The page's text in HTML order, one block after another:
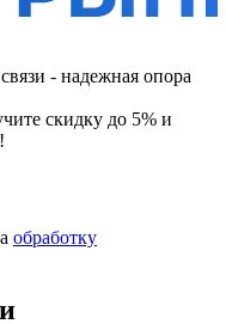
- надежная опора
скидку до 5% и
обработку